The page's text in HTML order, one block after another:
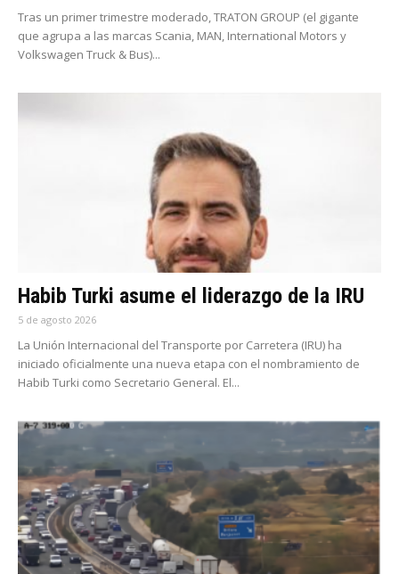
Tras un primer trimestre moderado, TRATON GROUP (el gigante
que agrupa a las marcas Scania, MAN, International Motors y
Volkswagen Truck & Bus)...
Habib Turki asume el liderazgo de la IRU
5 de agosto 2026
La Unión Internacional del Transporte por Carretera (IRU) ha
iniciado oficialmente una nueva etapa con el nombramiento de
Habib Turki como Secretario General. El...